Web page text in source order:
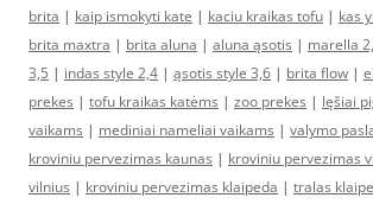
brita | kaip ismokyti kate | kaciu kraikas tofu | kas
brita maxtra | brita aluna | aluna ąsotis | marella
3,5 | indas style 2,4 | ąsotis style 3,6 | brita flow |
prekes | tofu kraikas katėms | zoo prekes | lęšiai
vaikams | mediniai nameliai vaikams | valymo
kroviniu pervezimas kaunas | kroviniu pervezimas
vilnius | kroviniu pervezimas klaipeda | tralas